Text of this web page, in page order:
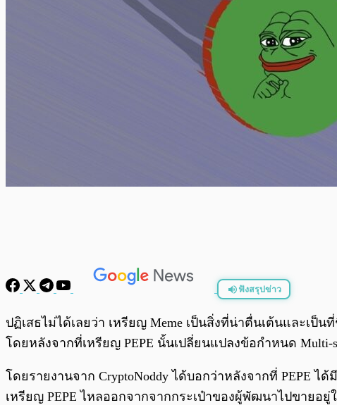
ฟังสรุปข่าว
พร้อมเล่น
ปฏิเสธไม่ได้เลยว่า เหรียญ Meme เป็นสิ่งที่น่าตื่นเต้นและเ
โดยหลังจากที่เหรียญ PEPE นั้นเปลี่ยนแปลงข้อกำหนด
โดยรายงานจาก CryptoNoddy ได้บอกว่าหลังจากที่ PEPE
เหรียญ PEPE ไหลออกจากจากกระเป๋าของผู้พัฒนาไปขายอยู่